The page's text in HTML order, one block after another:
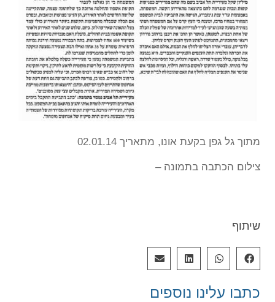
מתוך גל גפן בקעת אונו, מתאריך 02.01.14
צילום הכתבה בתמונה –
שיתוף
כתבו עלינו נוספים